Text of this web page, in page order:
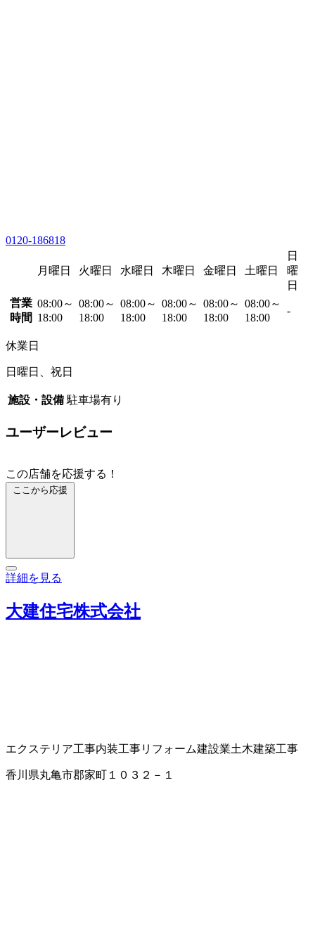
0120-186818
月曜日 火曜日 水曜日 木曜日 金曜日 土曜日
日
曜
日
営業
時間
08:00～
18:00
08:00～
18:00
08:00～
18:00
08:00～
18:00
08:00～
18:00
08:00～
18:00
-
休業日
日曜日、祝日
施設・設備 駐車場有り
ユーザーレビュー
この店舗を応援する！
ここから応援
詳細を見る
大建住宅株式会社
エクステリア工事内装工事リフォーム建設業土木建築工事
香川県丸亀市郡家町１０３２－１